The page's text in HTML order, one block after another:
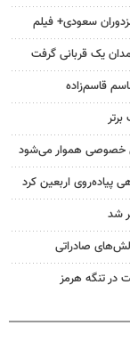
سعودی+ فیلم
یک قربانی گرفت
قاسم‌زاده
خصوصی هموار می‌شود
شد
در تنگه هرمز